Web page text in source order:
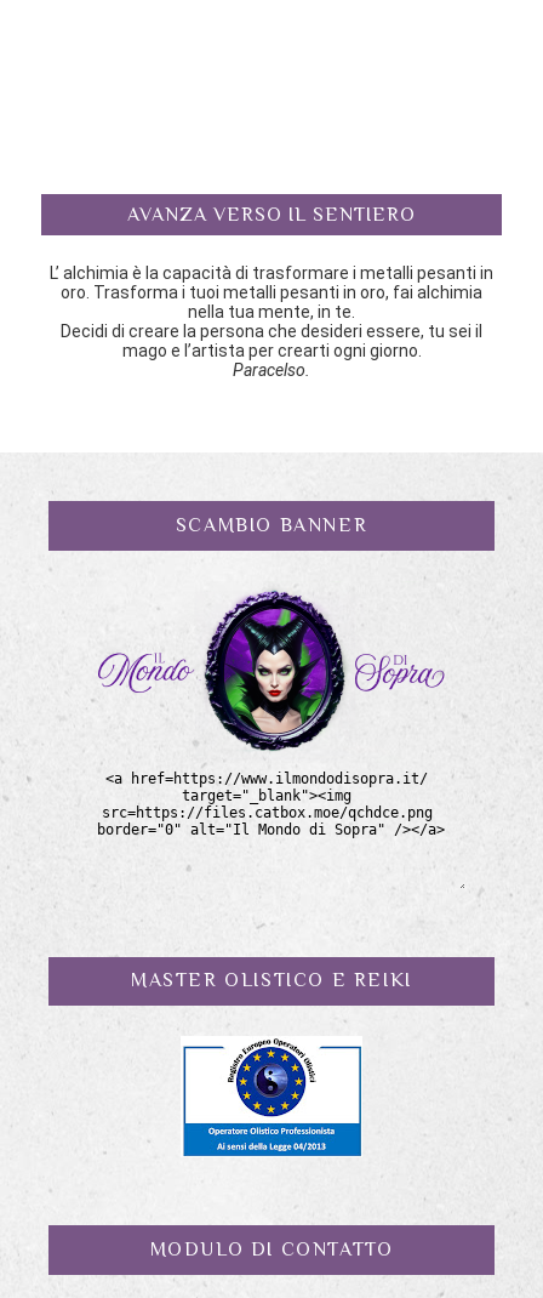
AVANZA VERSO IL SENTIERO
L’ alchimia è la capacità di trasformare i metalli pesanti in
oro. Trasforma i tuoi metalli pesanti in oro, fai alchimia
nella tua mente, in te.
Decidi di creare la persona che desideri essere, tu sei il
mago e l’artista per crearti ogni giorno.
Paracelso.
SCAMBIO BANNER
MASTER OLISTICO E REIKI
MODULO DI CONTATTO